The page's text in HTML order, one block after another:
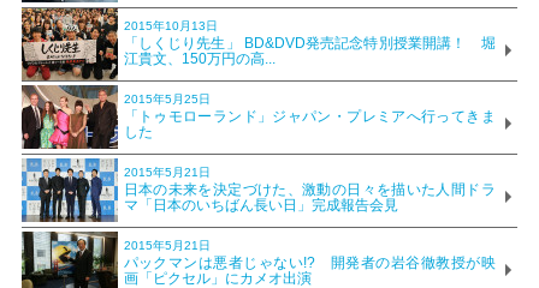
2015年10月13日
「しくじり先生」 BD&DVD発売記念特別授業開講！ 堀
江貴文、150万円の高...
2015年5月25日
「トゥモローランド」ジャパン・プレミアへ行ってきま
した
2015年5月21日
日本の未来を決定づけた、激動の日々を描いた人間ドラ
マ「日本のいちばん長い日」完成報告会見
2015年5月21日
パックマンは悪者じゃない!? 開発者の岩谷徹教授が映
画「ピクセル」にカメオ出演